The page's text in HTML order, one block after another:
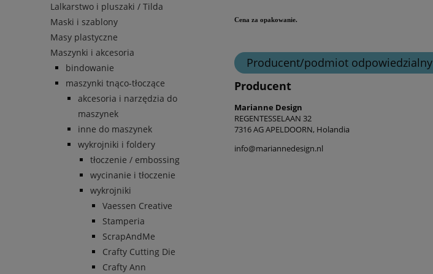
Lalkarstwo i pluszaki / Tilda
Maski i szablony
Masy plastyczne
Maszynki i akcesoria
bindowanie
maszynki tnąco-tłoczące
akcesoria i narzędzia do
maszynek
inne do maszynek
wykrojniki i foldery
tłoczenie / embossing
wycinanie i tłoczenie
wykrojniki
Vaessen Creative
Stamperia
ScrapAndMe
Crafty Cutting Die
Crafty Ann
Cena za opakowanie.
Producent/podmiot odpowiedzialny
Producent
Marianne Design
REGENTESSELAAN 32
7316 AG APELDOORN, Holandia
info@mariannedesign.nl